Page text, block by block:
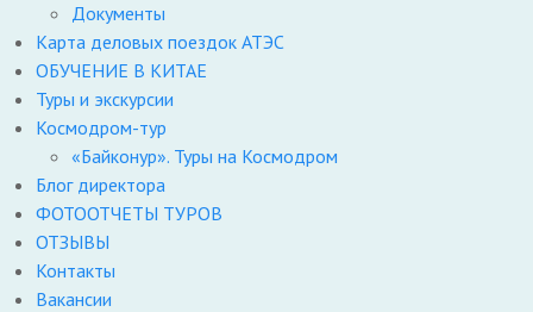
Документы
Карта деловых поездок АТЭС
ОБУЧЕНИЕ В КИТАЕ
Туры и экскурсии
Космодром-тур
«Байконур». Туры на Космодром
Блог директора
ФОТООТЧЕТЫ ТУРОВ
ОТЗЫВЫ
Контакты
Вакансии